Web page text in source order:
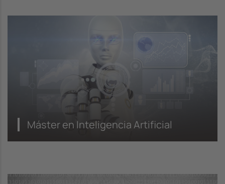
Máster en Inteligencia Artificial